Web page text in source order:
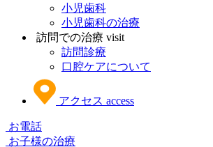
小児歯科
小児歯科の治療
訪問での治療 visit
訪問診療
口腔ケアについて
アクセス access
お電話
お子様の治療